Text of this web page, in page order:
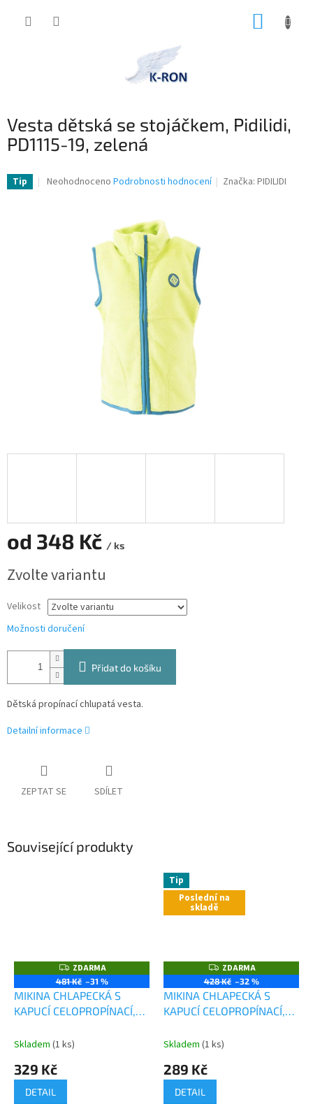
Vesta dětská se stojáčkem, Pidilidi,
PD1115-19, zelená
Tip
Průměrné
Neohodnoceno Podrobnosti hodnocení Značka:PIDILIDI
od 348 Kč / ks
cena:
Zvolte variantu
Velikost
Možnosti doručení
Přidat do košíku
Dětská propínací chlupatá vesta.
Detailní informace
ZEPTAT SE SDÍLET
Související produkty
Z
D
A
R
M
A
ZDARMA
481 Kč –31 %
MIKINA CHLAPECKÁ S
KAPUCÍ CELOPROPÍNACÍ,
Skladem (1 ks)
329 Kč
DETAIL
Tip
Poslední na
skladě
Z
D
A
R
M
A
ZDARMA
428 Kč –32 %
MIKINA CHLAPECKÁ S
KAPUCÍ CELOPROPÍNACÍ,
Skladem (1 ks)
289 Kč
DETAIL